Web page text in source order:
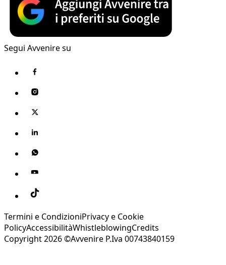
Segui Avvenire su
Termini e CondizioniPrivacy e Cookie
PolicyAccessibilitàWhistleblowingCredits
Copyright 2026 ©Avvenire P.Iva 00743840159